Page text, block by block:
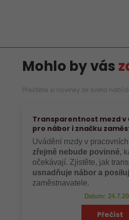
Mohlo by vás
Přečtěte si novinky ze světa
Transparentnost mezd v
pro nábor i značku
Uvádění mzdy v
zřejmě nebude povinné,
očekávají. Zjistěte, jak
usnadňuje nábor a
zaměstnavatele.
Datum:
Přečíst